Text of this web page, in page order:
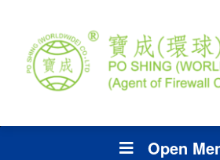
Open